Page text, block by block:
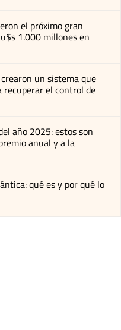
el próximo gran
1.000 millones en
un sistema que
recuperar el control de
año 2025: estos son
anual y a la
qué es y por qué lo